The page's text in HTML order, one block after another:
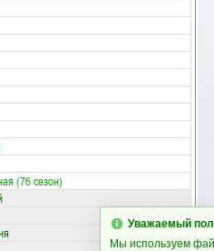
(76 сезон)
Уважаемый
Мы используем